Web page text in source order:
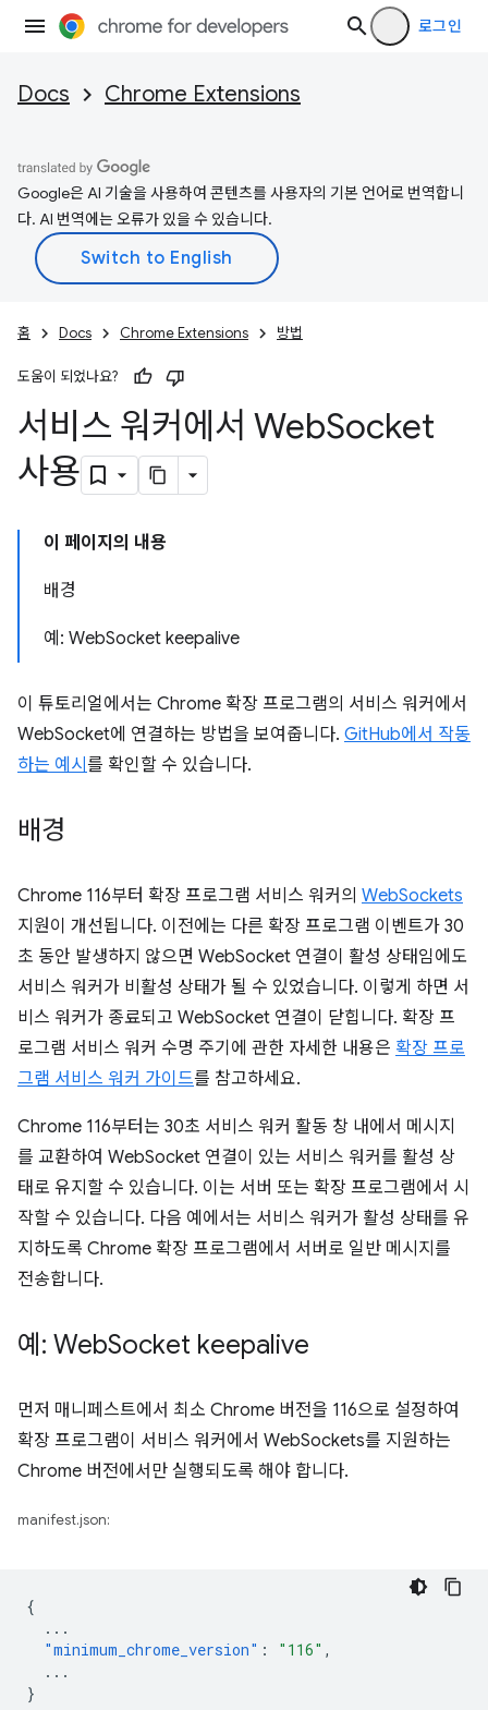
로그인
Docs Chrome Extensions
Google은 AI 기술을 사용하여 콘텐츠를 사용자의 기본 언어로 번역합니
다. AI 번역에는 오류가 있을 수 있습니다.
홈 Docs Chrome Extensions 방법
도움이 되었나요?
서비스 워커에서 WebSocket
사용
이 페이지의 내용
배경
예: WebSocket keepalive
이 튜토리얼에서는 Chrome 확장 프로그램의 서비스 워커에서
WebSocket에 연결하는 방법을 보여줍니다. GitHub에서 작동
하는 예시 를 확인할 수 있습니다.
배경
Chrome 116부터 확장 프로그램 서비스 워커의 WebSockets
지원이 개선됩니다. 이전에는 다른 확장 프로그램 이벤트가 30
초 동안 발생하지 않으면 WebSocket 연결이 활성 상태임에도
서비스 워커가 비활성 상태가 될 수 있었습니다. 이렇게 하면 서
비스 워커가 종료되고 WebSocket 연결이 닫힙니다. 확장 프
로그램 서비스 워커 수명 주기에 관한 자세한 내용은 확장 프로
그램 서비스 워커 가이드를 참고하세요.
Chrome 116부터는 30초 서비스 워커 활동 창 내에서 메시지
를 교환하여 WebSocket 연결이 있는 서비스 워커를 활성 상
태로 유지할 수 있습니다. 이는 서버 또는 확장 프로그램에서 시
작할 수 있습니다. 다음 예에서는 서비스 워커가 활성 상태를 유
지하도록 Chrome 확장 프로그램에서 서버로 일반 메시지를
전송합니다.
예: WebSocket keepalive
먼저 매니페스트에서 최소 Chrome 버전을 116으로 설정하여
확장 프로그램이 서비스 워커에서 WebSockets를 지원하는
Chrome 버전에서만 실행되도록 해야 합니다.
manifest.json:
{
...
"minimum_chrome_version" : "116" ,
...
}